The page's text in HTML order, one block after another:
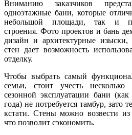
Вниманию заказчиков
одноэтажные бани, которые
небольшой площади, так и
строения. Фото проектов и бань
дизайн и архитектурные изыски,
стен дает возможность
отделку.
Чтобы выбрать самый
семьи, стоит учесть
сезонной эксплуатации бани
года) не потребуется тамбур, зато
кстати. Стены можно возвести
что позволит сэкономить.